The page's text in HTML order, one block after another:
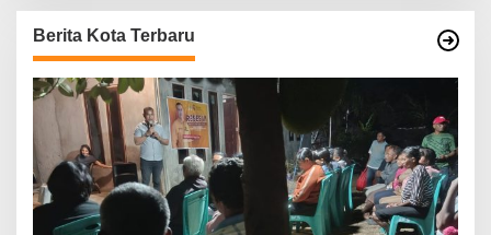
Berita Kota Terbaru